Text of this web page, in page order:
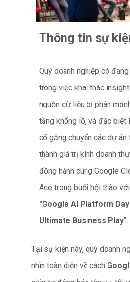
Thông tin sự
Quý doanh nghiệp có
trong việc khai thác
nguồn dữ liệu bị phân
tầng khổng lồ, và đặc biệt
cố găng chuyển các dự án
thành giá trị kinh doanh
đồng hành cùng Google
Ace trong buổi hội thào
"Google AI Platform
Ultimate Business Play".
Tại sự kiện này, quý doanh
nhìn toàn diện về cách